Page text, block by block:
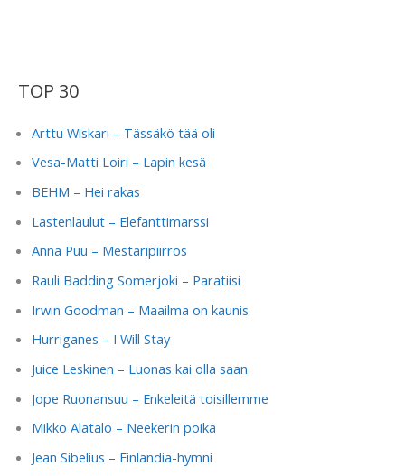
TOP 30
Arttu Wiskari – Tässäkö tää oli
Vesa-Matti Loiri – Lapin kesä
BEHM – Hei rakas
Lastenlaulut – Elefanttimarssi
Anna Puu – Mestaripiirros
Rauli Badding Somerjoki – Paratiisi
Irwin Goodman – Maailma on kaunis
Hurriganes – I Will Stay
Juice Leskinen – Luonas kai olla saan
Jope Ruonansuu – Enkeleitä toisillemme
Mikko Alatalo – Neekerin poika
Jean Sibelius – Finlandia-hymni